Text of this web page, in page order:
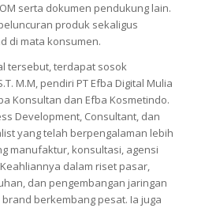
serta dokumen pendukung lain.
produk sekaligus
di mata konsumen.
tersebut, terdapat sosok
M.M, pendiri PT Efba Digital Mulia
Konsultan dan Efba Kosmetindo.
Development, Consultant, dan
yang telah berpengalaman lebih
manufaktur, konsultasi, agensi
dalam riset pasar,
dan pengembangan jaringan
berkembang pesat. Ia juga